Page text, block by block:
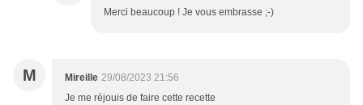
Merci beaucoup ! Je vous embrasse ;-)
M Mireille 29/08/2023 21:56
Je me réjouis de faire cette recette